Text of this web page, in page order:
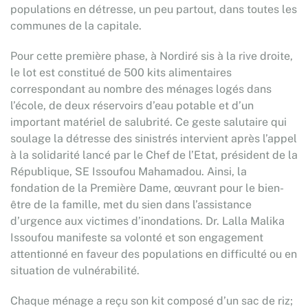
populations en détresse, un peu partout, dans toutes les
communes de la capitale.
Pour cette première phase, à Nordiré sis à la rive droite,
le lot est constitué de 500 kits alimentaires
correspondant au nombre des ménages logés dans
l’école, de deux réservoirs d’eau potable et d’un
important matériel de salubrité. Ce geste salutaire qui
soulage la détresse des sinistrés intervient après l’appel
à la solidarité lancé par le Chef de l’Etat, président de la
République, SE Issoufou Mahamadou. Ainsi, la
fondation de la Première Dame, œuvrant pour le bien-
être de la famille, met du sien dans l’assistance
d’urgence aux victimes d’inondations. Dr. Lalla Malika
Issoufou manifeste sa volonté et son engagement
attentionné en faveur des populations en difficulté ou en
situation de vulnérabilité.
Chaque ménage a reçu son kit composé d’un sac de riz;